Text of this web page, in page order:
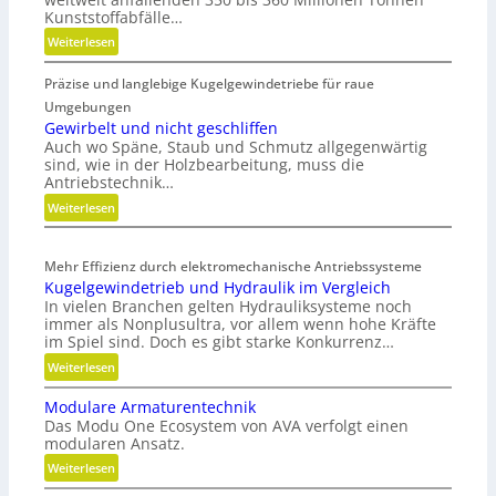
Kunststoffabfälle…
Weiterlesen:
K
u
n
s
t
s
t
o
f
a
b
f
ä
l
l
v
e
r
m
Präzise und langlebige Kugelgewindetriebe für raue
Umgebungen
Gewirbelt und nicht geschliffen
Auch wo Späne, Staub und Schmutz allgegenwärtig
sind, wie in der Holzbearbeitung, muss die
Antriebstechnik…
Weiterlesen:
G
w
i
r
b
e
l
u
n
d
n
Mehr Effizienz durch elektromechanische Antriebssysteme
Kugelgewindetrieb und Hydraulik im Vergleich
In vielen Branchen gelten Hydrauliksysteme noch
immer als Nonplusultra, vor allem wenn hohe Kräfte
im Spiel sind. Doch es gibt starke Konkurrenz…
Weiterlesen:
K
u
g
e
l
g
Modulare Armaturentechnik
Das Modu One Ecosystem von AVA verfolgt einen
modularen Ansatz.
Weiterlesen:
M